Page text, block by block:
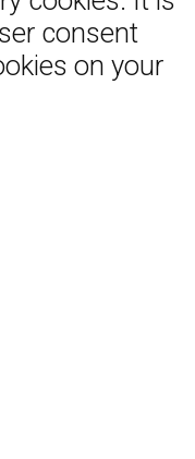
consent
on your